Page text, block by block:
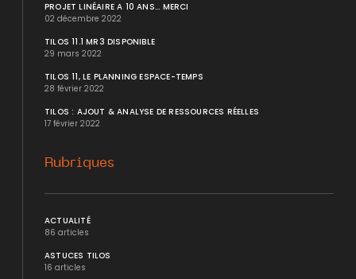
PROJET LINÉAIRE A 10 ANS... MERCI
02 décembre 2022
TILOS 11.1 MR3 DISPONIBLE
29 mars 2022
TILOS 11, LE PLANNING ESPACE-TEMPS
28 février 2022
TILOS : AJOUT & ANALYSE DE RESSOURCES RÉELLES
17 février 2022
Rubriques
ACTUALITÉ
86 articles
ASTUCES TILOS
16 articles